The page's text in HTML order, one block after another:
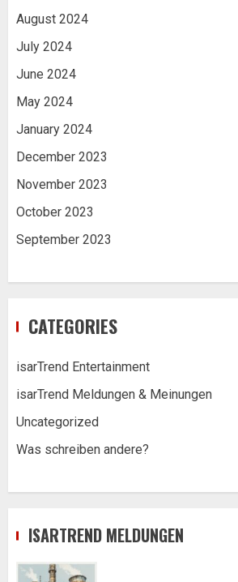
August 2024
July 2024
June 2024
May 2024
January 2024
December 2023
November 2023
October 2023
September 2023
CATEGORIES
isarTrend Entertainment
isarTrend Meldungen & Meinungen
Uncategorized
Was schreiben andere?
ISARTREND MELDUNGEN